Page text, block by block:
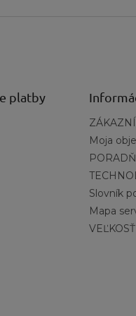
platby
Moja
Slovník
Mapa
VEĽKOSŤ